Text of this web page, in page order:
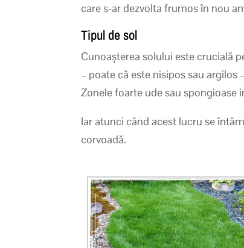
care s-ar dezvolta frumos în nou
Tipul de sol
Cunoașterea solului este crucială
– poate că este nisipos sau argilos
Zonele foarte ude sau spongioase
Iar atunci când acest lucru se
corvoadă.